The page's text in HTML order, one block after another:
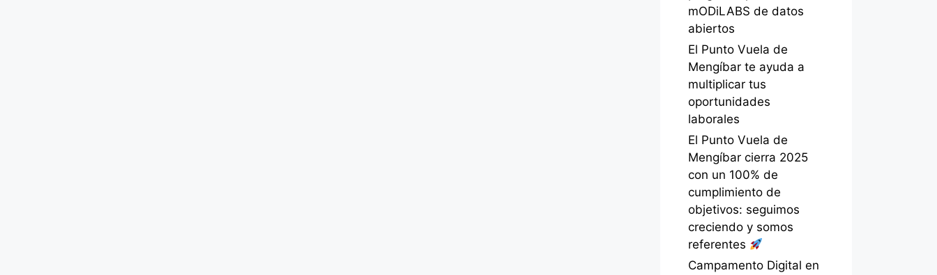
mODiLABS de datos
abiertos
El Punto Vuela de
Mengíbar te ayuda a
multiplicar tus
oportunidades
laborales
El Punto Vuela de
Mengíbar cierra 2025
con un 100% de
cumplimiento de
objetivos: seguimos
creciendo y somos
referentes
Campamento Digital en